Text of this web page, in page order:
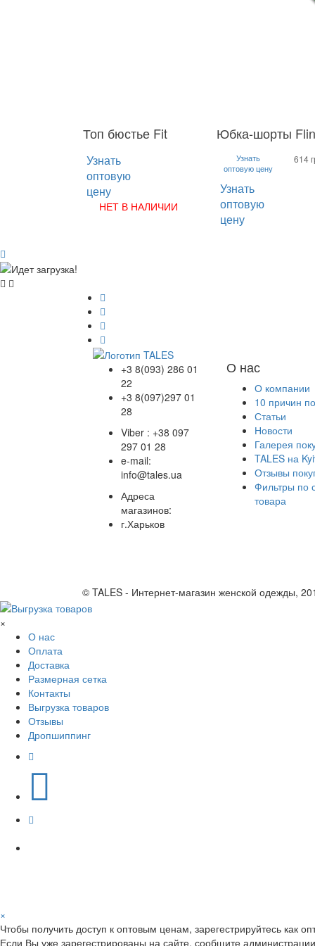
S M L
Топ бюстье Fit
Узнать
оптовую
цену
НЕТ В НАЛИЧИИ
S M L XL
Юбка-шорты
Узнать
оптовую цену
Узнать
оптовую
цену
614
О нас
О компании
10 причин
Статьи
Новости
Галерея
TALES на
Отзывы
Фильтры по
товара
+3 8(093) 286 01
22
+3 8(097)297 01
28
Viber : +38 097
297 01 28
e-mail:
info@tales.ua
Адреса
магазинов:
г.Харьков
© TALES - Интернет-магазин женской одежды,
×
О нас
Оплата
Доставка
Размерная сетка
Контакты
Выгрузка товаров
Отзывы
Дропшиппинг
×
Чтобы получить доступ к оптовым ценам, зарегестрируйтесь как
Если Вы уже зарегестрированы на сайте, сообщите